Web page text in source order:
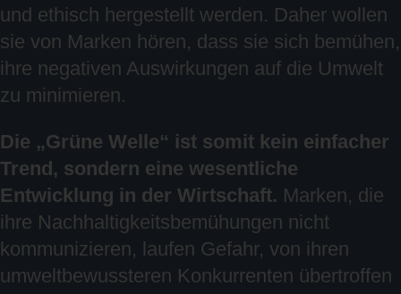
und ethisch hergestellt werden. Daher wollen
sie von Marken hören, dass sie sich bemühen,
ihre negativen Auswirkungen auf die Umwelt
zu minimieren.
Die „Grüne Welle“ ist somit kein einfacher
Trend, sondern eine wesentliche
Entwicklung in der Wirtschaft. Marken, die
ihre Nachhaltigkeitsbemühungen nicht
kommunizieren, laufen Gefahr, von ihren
umweltbewussteren Konkurrenten übertroffen